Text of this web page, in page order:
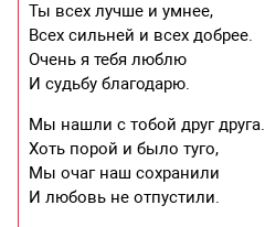
Ты всех лучше и умнее,
Всех сильней и всех добрее.
Очень я тебя люблю
И судьбу благодарю.
Мы нашли с тобой друг друга.
Хоть порой и было туго,
Мы очаг наш сохранили
И любовь не отпустили.